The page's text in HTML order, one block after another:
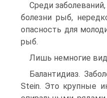
Среди
болезни рыб,
опасность для
рыб.
Лишь немногие
Балантидиаз.
Stein. Это крупные